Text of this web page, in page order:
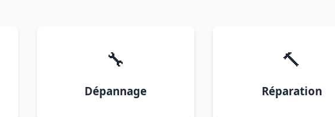
🔧
Dépannage
🔨
Réparation